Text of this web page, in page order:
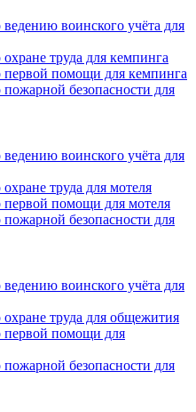
воинского учёта для
труда для кемпинга
помощи для кемпинга
безопасности для
воинского учёта для
труда для мотеля
помощи для мотеля
безопасности для
воинского учёта для
труда для общежития
помощи для
безопасности для